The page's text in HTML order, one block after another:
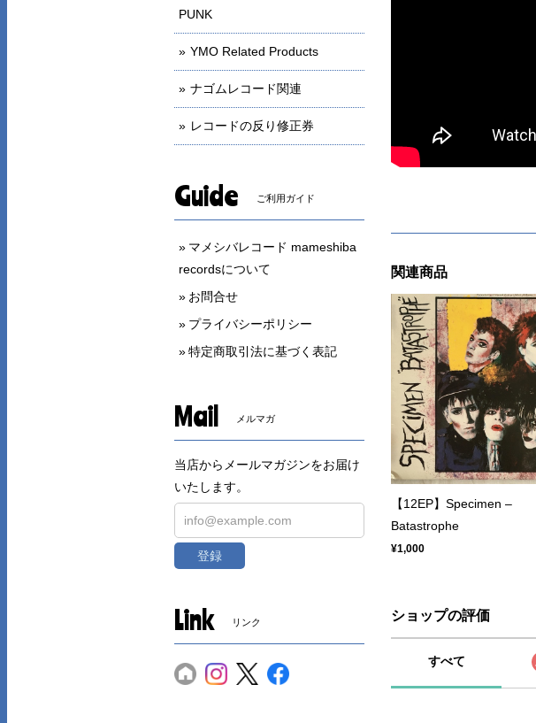
関連商品
【12EP】Specimen –
Batastrophe
¥1,000
ショップの評価
すべて
PUNK
YMO Related Products
ナゴムレコード関連
レコードの反り修正券
Guide ご利用ガイド
マメシバレコード mameshiba
recordsについて
お問合せ
プライバシーポリシー
特定商取引法に基づく表記
Mail メルマガ
当店からメールマガジンをお届け
いたします。
登録
Link リンク